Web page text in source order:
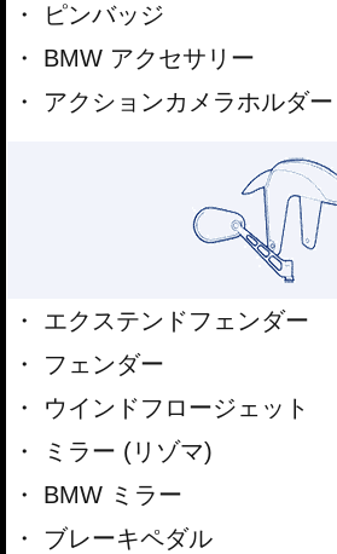
ピンバッジ
BMW アクセサリー
アクションカメラホルダー
エクステンドフェンダー
フェンダー
ウインドフロージェット
ミラー (リゾマ)
BMW ミラー
ブレーキペダル